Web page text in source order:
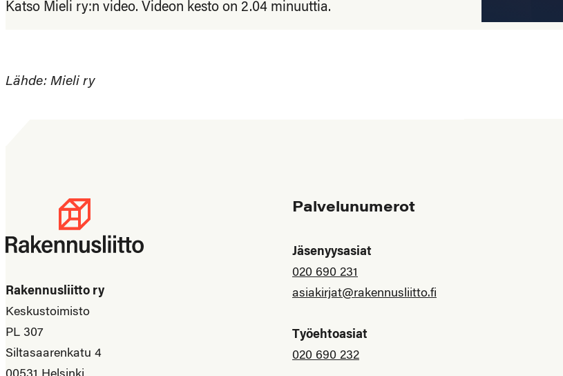
Katso Mieli ry:n video. Videon kesto on 2.04 minuuttia.
Lähde: Mieli ry
Rakennusliitto ry
Keskustoimisto
PL 307
Siltasaarenkatu 4
Palvelunumerot
Jäsenyysasiat
020 690 231
asiakirjat@rakennusliitto.fi
Työehtoasiat
020 690 232